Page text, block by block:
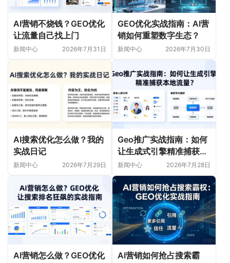
AI营销不烧钱？GEO优化
让流量自己找上门
新闻中心 2026年7月31日
GEO优化实战指南：AI营
销如何重塑数字生态？
新闻中心 2026年7月30日
AI搜索优化怎么做？我的
实战日记
新闻中心 2026年7月29日
Geo推广实战指南：如何
让生成式引擎精准捕获本
地流量？
新闻中心 2026年7月28日
AI营销怎么做？GEO优化
AI营销如何抢占搜索霸